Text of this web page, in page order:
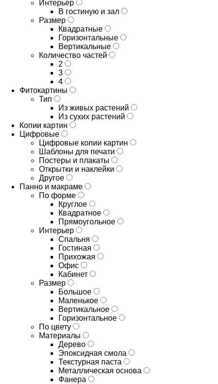
Интерьер
В гостиную и зал
Размер
Квадратные
Горизонтальные
Вертикальные
Количество частей
2
3
4
Фитокартины
Тип
Из живых растений
Из сухих растений
Копии картин
Цифровые
Цифровые копии картин
Шаблоны для печати
Постеры и плакаты
Открытки и наклейки
Другое
Панно и макраме
По форме
Круглое
Квадратное
Прямоугольное
Интерьер
Спальня
Гостиная
Прихожая
Офис
Кабинет
Размер
Большое
Маленькое
Вертикальное
Горизонтальное
По цвету
Материалы
Дерево
Эпоксидная смола
Текстурная паста
Металлическая основа
Фанера